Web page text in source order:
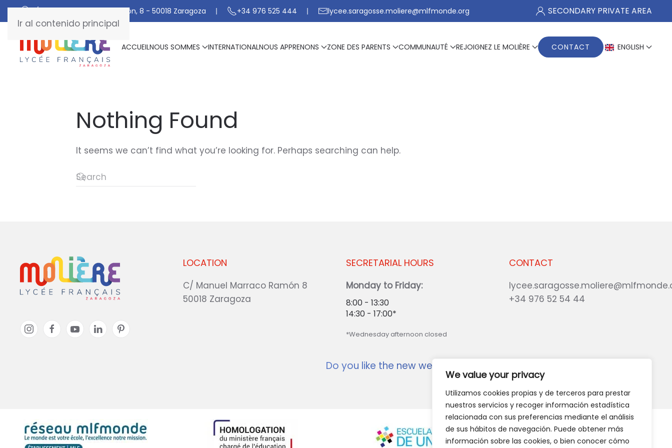
We value your privacy
Utilizamos cookies propias y de terceros para prestar
nuestros servicios y recoger información estadística
relacionada con sus preferencias mediante el análisis
de sus hábitos de navegación. Puede obtener más
información sobre las cookies, o bien conocer cómo
Ir al contenido principal
C/ De Manuel Marraco Ramón, 8 - 50018 Zaragoza +34 976 525 444 lycee.saragosse.moliere@mlfmonde.org SECONDARY PRIVATE AREA
ACCUEILNOUS SOMMES INTERNATIONALNOUS APPRENONS ZONE DES PARENTS COMMUNAUTÉ REJOIGNEZ LE MOLIÈRE CONTACT ENGLISH
Nothing Found
It seems we can’t find what you’re looking for. Perhaps searching can help.
LOCATION
C/ Manuel Marraco Ramón 8
50018 Zaragoza
CONTACT
+34 976 52 54 44
SECRETARIAL HOURS
Monday to Friday:
8:00 - 13:30
14:30 - 17:00*
*Wednesday afternoon closed
Do you like the new website?